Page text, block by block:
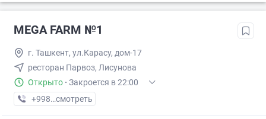
MEGA FARM №1
г. Ташкент, ул.Карасу, дом-17
ресторан Парвоз, Лисунова
Открыто · Закроется в 22:00
+998 (71) XXX-XX-XX
смотреть